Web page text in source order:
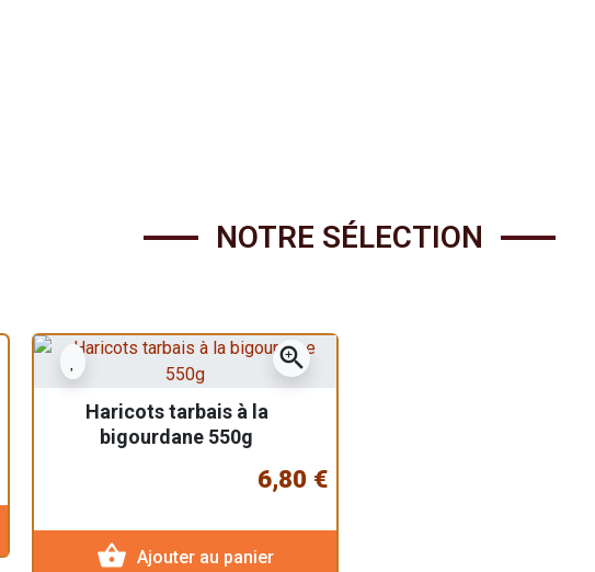
NOTRE SÉLECTION
zoom_in
Haricots tarbais à la
bigourdane 550g
6,80 €
shopping_basket Ajouter au panier